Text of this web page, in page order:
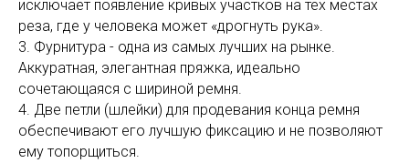
исключает появление кривых участков на тех местах
реза, где у человека может «дрогнуть рука».
3. Фурнитура - одна из самых лучших на рынке.
Аккуратная, элегантная пряжка, идеально
сочетающаяся с шириной ремня.
4. Две петли (шлейки) для продевания конца ремня
обеспечивают его лучшую фиксацию и не позволяют
ему топорщиться.